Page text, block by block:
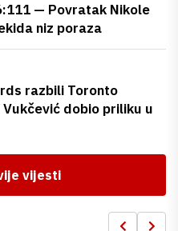
— Povratak Nikole
niz poraza
razbili Toronto
dobio priliku u
vijesti